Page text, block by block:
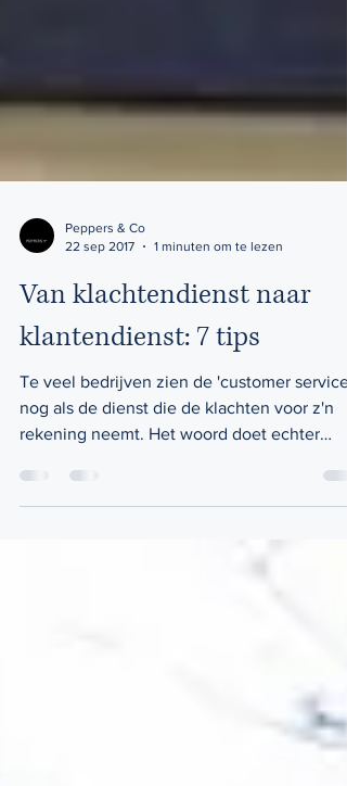
Peppers & Co
22 sep 2017
1 minuten om te lezen
Van klachtendienst naar
klantendienst: 7 tips
nog als de dienst die de klachten voor z'n
rekening neemt. Het woord doet echter